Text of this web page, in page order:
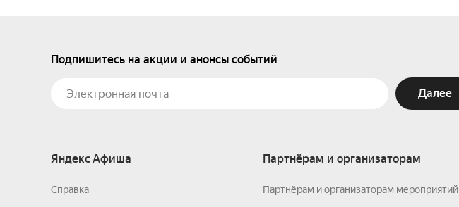
Подпишитесь на акции и анонсы событий
Далее
Яндекс Афиша
Справка
Партнёрам и организаторам
Партнёрам и организаторам мероприятий